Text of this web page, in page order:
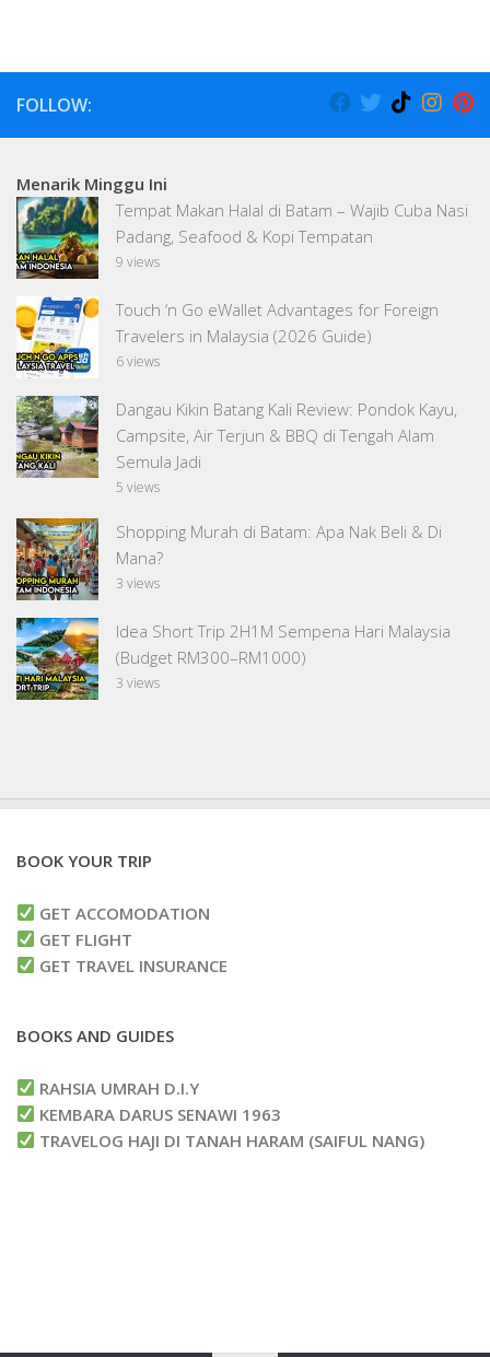
FOLLOW:
Menarik Minggu Ini
Tempat Makan Halal di Batam – Wajib Cuba Nasi
Padang, Seafood & Kopi Tempatan
9 views
Touch ‘n Go eWallet Advantages for Foreign
Travelers in Malaysia (2026 Guide)
6 views
Dangau Kikin Batang Kali Review: Pondok Kayu,
Campsite, Air Terjun & BBQ di Tengah Alam
Semula Jadi
5 views
Shopping Murah di Batam: Apa Nak Beli & Di
Mana?
3 views
Idea Short Trip 2H1M Sempena Hari Malaysia
(Budget RM300–RM1000)
3 views
BOOK YOUR TRIP
GET ACCOMODATION
GET FLIGHT
GET TRAVEL INSURANCE
BOOKS AND GUIDES
RAHSIA UMRAH D.I.Y
KEMBARA DARUS SENAWI 1963
TRAVELOG HAJI DI TANAH HARAM (SAIFUL NANG)